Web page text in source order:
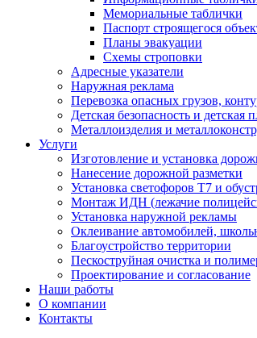
Мемориальные таблички
Паспорт строящегося
Планы эвакуации
Схемы строповки
Адресные указатели
Наружная реклама
Перевозка опасных грузов,
Детская безопасность и детская
Металлоизделия и
Услуги
Изготовление и установка
Нанесение дорожной разметки
Установка светофоров Т7 и
Монтаж ИДН (лежачие
Установка наружной рекламы
Оклеивание автомобилей,
Благоустройство территории
Пескоструйная очистка и
Проектирование и согласование
Наши работы
О компании
Контакты